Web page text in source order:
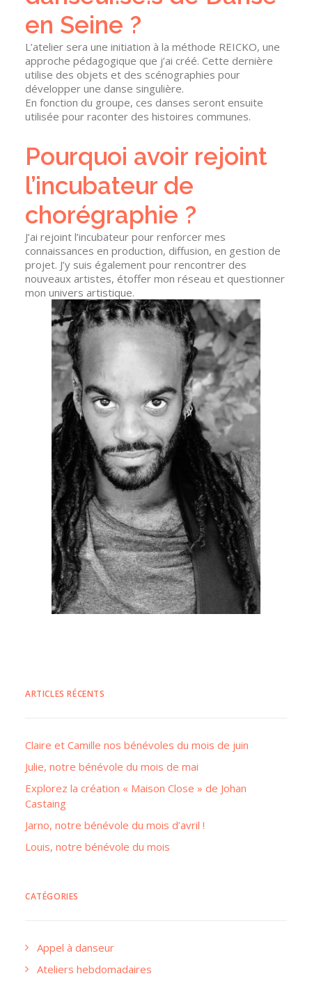
en Seine ?
L’atelier sera une initiation à la méthode REICKO, une
approche pédagogique que j’ai créé. Cette dernière
utilise des objets et des scénographies pour
développer une danse singulière.
En fonction du groupe, ces danses seront ensuite
utilisée pour raconter des histoires communes.
Pourquoi avoir rejoint
l’incubateur de
chorégraphie ?
J’ai rejoint l’incubateur pour renforcer mes
connaissances en production, diffusion, en gestion de
projet. J’y suis également pour rencontrer des
nouveaux artistes, étoffer mon réseau et questionner
mon univers artistique.
ARTICLES RÉCENTS
Claire et Camille nos bénévoles du mois de juin
Julie, notre bénévole du mois de mai
Explorez la création « Maison Close » de Johan
Castaing
Jarno, notre bénévole du mois d’avril !
Louis, notre bénévole du mois
CATÉGORIES
Appel à danseur
Ateliers hebdomadaires